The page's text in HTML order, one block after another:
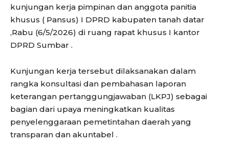
kunjungan kerja pimpinan dan anggota panitia
khusus ( Pansus) I DPRD kabupaten tanah datar
,Rabu (6/5/2026) di ruang rapat khusus I kantor
DPRD Sumbar .
Kunjungan kerja tersebut dilaksanakan dalam
rangka konsultasi dan pembahasan laporan
keterangan pertanggungjawaban (LKPJ) sebagai
bagian dari upaya meningkatkan kualitas
penyelenggaraan pemetintahan daerah yang
transparan dan akuntabel .